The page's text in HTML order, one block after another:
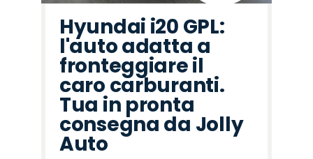
Hyundai i20 GPL:
l'auto adatta a
fronteggiare il
caro carburanti.
Tua in pronta
consegna da Jolly
Auto